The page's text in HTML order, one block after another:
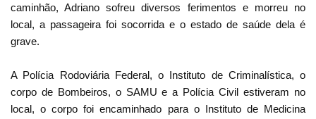
caminhão, Adriano sofreu diversos ferimentos e morreu no
local, a passageira foi socorrida e o estado de saúde dela é
grave.
A Polícia Rodoviária Federal, o Instituto de Criminalística, o
corpo de Bombeiros, o SAMU e a Polícia Civil estiveram no
local, o corpo foi encaminhado para o Instituto de Medicina